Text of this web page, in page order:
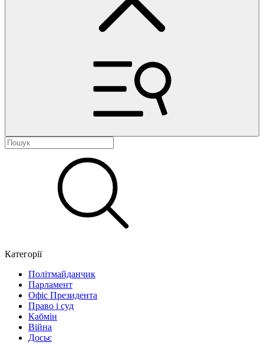
Категорії
Політмайданчик
Парламент
Офіс Президента
Право і суд
Кабмін
Війна
Досьє